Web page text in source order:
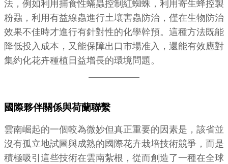
法，例如利用捕食性蟎蟲控制紅蜘蛛，利用寄生蜂控製
粉蝨，利用有益線蟲進行土壤害蟲防治，僅在生物防治
效果不佳時才進行有針對性的化學幹預。這種方法既能
降低投入成本，又能保障出口市場准入，還能有效應對
集約化花卉種植日益增長的環境問題。
國際夥伴關係與荷蘭聯繫
雲南崛起的一個較為微妙但真正重要的因素是，該省並
沒有孤立地試圖與成熟的國際花卉栽培技術競爭，而是
積極吸引這些技術在雲南紮根，從而創造了一種在全球